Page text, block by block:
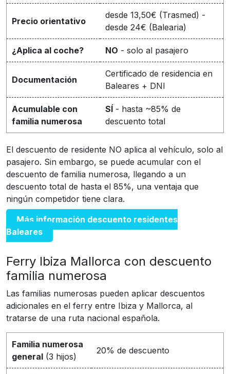
Precio orientativo
desde 13,50€ (Trasmed) -
desde 24€ (Balearia)
¿Aplica al coche? NO - solo al pasajero
Documentación
Certificado de residencia en
Baleares + DNI
Acumulable con
familia numerosa
SÍ - hasta ~85% de
descuento total
El descuento de residente NO aplica al vehículo, solo al
pasajero. Sin embargo, se puede acumular con el
descuento de familia numerosa, llegando a un
descuento total de hasta el 85%, una ventaja que
ningún competidor tiene clara.
Más información descuento residentes
Baleares
Ferry Ibiza Mallorca con descuento
familia numerosa
Las familias numerosas pueden aplicar descuentos
adicionales en el ferry entre Ibiza y Mallorca, al
tratarse de una ruta nacional española.
Familia numerosa
general (3 hijos)
20% de descuento